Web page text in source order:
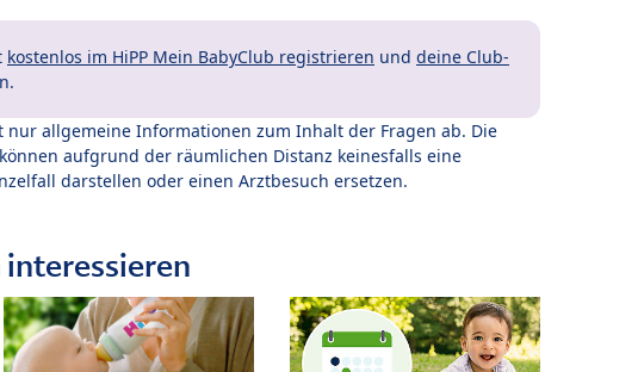
kostenlos im HiPP Mein BabyClub registrieren und deine Club-
nur allgemeine Informationen zum Inhalt der Fragen ab. Die
aufgrund der räumlichen Distanz keinesfalls eine
darstellen oder einen Arztbesuch ersetzen.
interessieren